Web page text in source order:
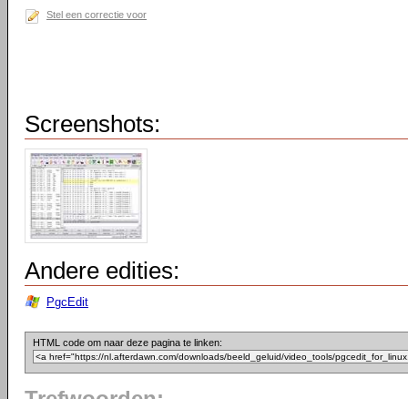
Stel een correctie voor
Screenshots:
Andere edities:
PgcEdit
HTML code om naar deze pagina te linken: